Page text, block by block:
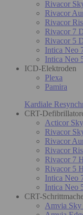
Rivacor
Rivacor
Rivacor
Rivacor 7
Rivacor 5
Intica Neo
Intica Neo
ICD-Elektroden
Plexa
Pamira
Kardiale
CRT-
Acticor
Rivacor
Rivacor
Rivacor
Rivacor 7
Rivacor 5
Intica Neo
Intica Neo
CRT-
Amvia